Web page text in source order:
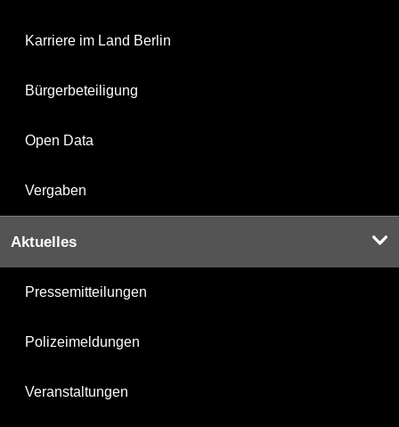
Karriere im Land Berlin
Bürgerbeteiligung
Open Data
Vergaben
Aktuelles
Pressemitteilungen
Polizeimeldungen
Veranstaltungen